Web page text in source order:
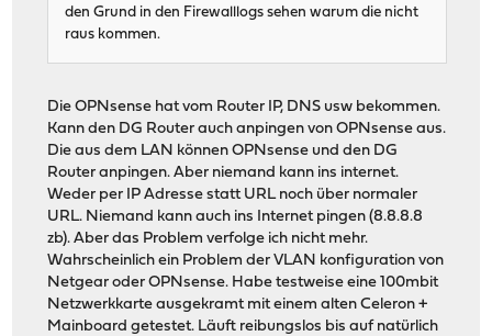
den Grund in den Firewalllogs sehen warum die nicht
raus kommen.
Die OPNsense hat vom Router IP, DNS usw bekommen.
Kann den DG Router auch anpingen von OPNsense aus.
Die aus dem LAN können OPNsense und den DG
Router anpingen. Aber niemand kann ins internet.
Weder per IP Adresse statt URL noch über normaler
URL. Niemand kann auch ins Internet pingen (8.8.8.8
zb). Aber das Problem verfolge ich nicht mehr.
Wahrscheinlich ein Problem der VLAN konfiguration von
Netgear oder OPNsense. Habe testweise eine 100mbit
Netzwerkkarte ausgekramt mit einem alten Celeron +
Mainboard getestet. Läuft reibungslos bis auf natürlich